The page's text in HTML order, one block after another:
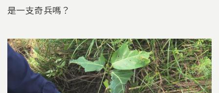
是一支奇兵嗎？